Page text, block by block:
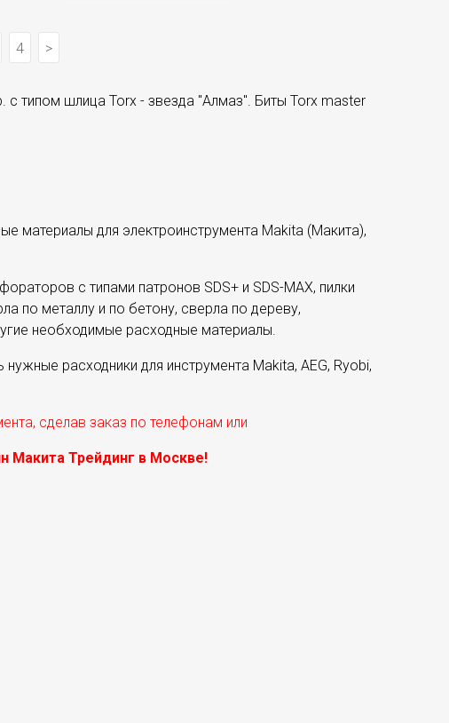
4 >
типом шлица Torx - звезда "Алмаз". Биты Torx master
материалы для электроинструмента Makita (Макита),
с типами патронов SDS+ и SDS-MAX, пилки
по металлу и по бетону, сверла по дереву,
необходимые расходные материалы.
расходники для инструмента Makita, AEG, Ryobi,
сделав заказ по телефонам или
Макита Трейдинг в Москве!